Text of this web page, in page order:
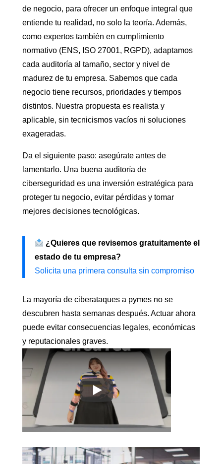
de negocio, para ofrecer un enfoque integral que
entiende tu realidad, no solo la teoría. Además,
como expertos también en cumplimiento
normativo (ENS, ISO 27001, RGPD), adaptamos
cada auditoría al tamaño, sector y nivel de
madurez de tu empresa. Sabemos que cada
negocio tiene recursos, prioridades y tiempos
distintos. Nuestra propuesta es realista y
aplicable, sin tecnicismos vacíos ni soluciones
exageradas.
Da el siguiente paso: asegúrate antes de
lamentarlo. Una buena auditoría de
ciberseguridad es una inversión estratégica para
proteger tu negocio, evitar pérdidas y tomar
mejores decisiones tecnológicas.
¿Quieres que revisemos gratuitamente el
estado de tu empresa?
Solicita una primera consulta sin compromiso
La mayoría de ciberataques a pymes no se
descubren hasta semanas después. Actuar ahora
puede evitar consecuencias legales, económicas
y reputacionales graves.
Play